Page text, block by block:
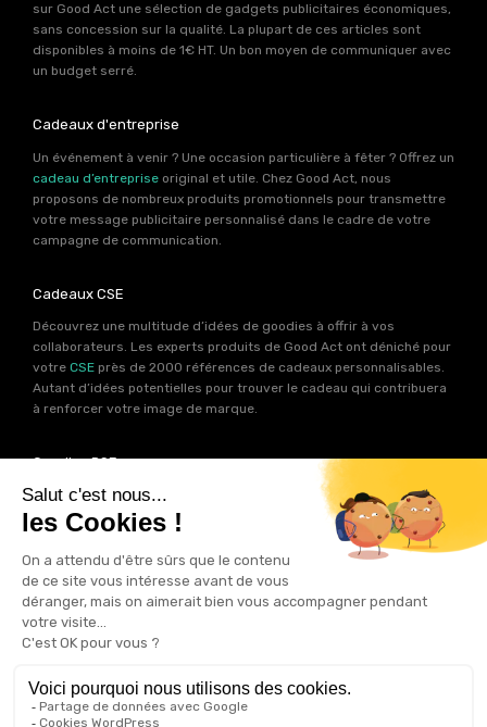
sur Good Act une sélection de gadgets publicitaires économiques,
sans concession sur la qualité. La plupart de ces articles sont
disponibles à moins de 1€ HT. Un bon moyen de communiquer avec
un budget serré.
Cadeaux d'entreprise
Un événement à venir ? Une occasion particulière à fêter ? Offrez un
cadeau d’entreprise original et utile. Chez Good Act, nous
proposons de nombreux produits promotionnels pour transmettre
votre message publicitaire personnalisé dans le cadre de votre
campagne de communication.
Cadeaux CSE
Découvrez une multitude d’idées de goodies à offrir à vos
collaborateurs. Les experts produits de Good Act ont déniché pour
votre CSE près de 2000 références de cadeaux personnalisables.
Autant d’idées potentielles pour trouver le cadeau qui contribuera
à renforcer votre image de marque.
Goodies RSE
Vous souhaitez communiquer en accord avec vos valeurs ? Ca
tombe bien ! Un grand nombre de produits présents sur Good Act
sont fabriqués en France et en Europe.
Notre sélection RSEvous
permet de trouver un goodies parfait pour votre campagne de
communication. Des produits fabriqués avec amour dans de
bonnes conditions et un impact limité sur la planête.